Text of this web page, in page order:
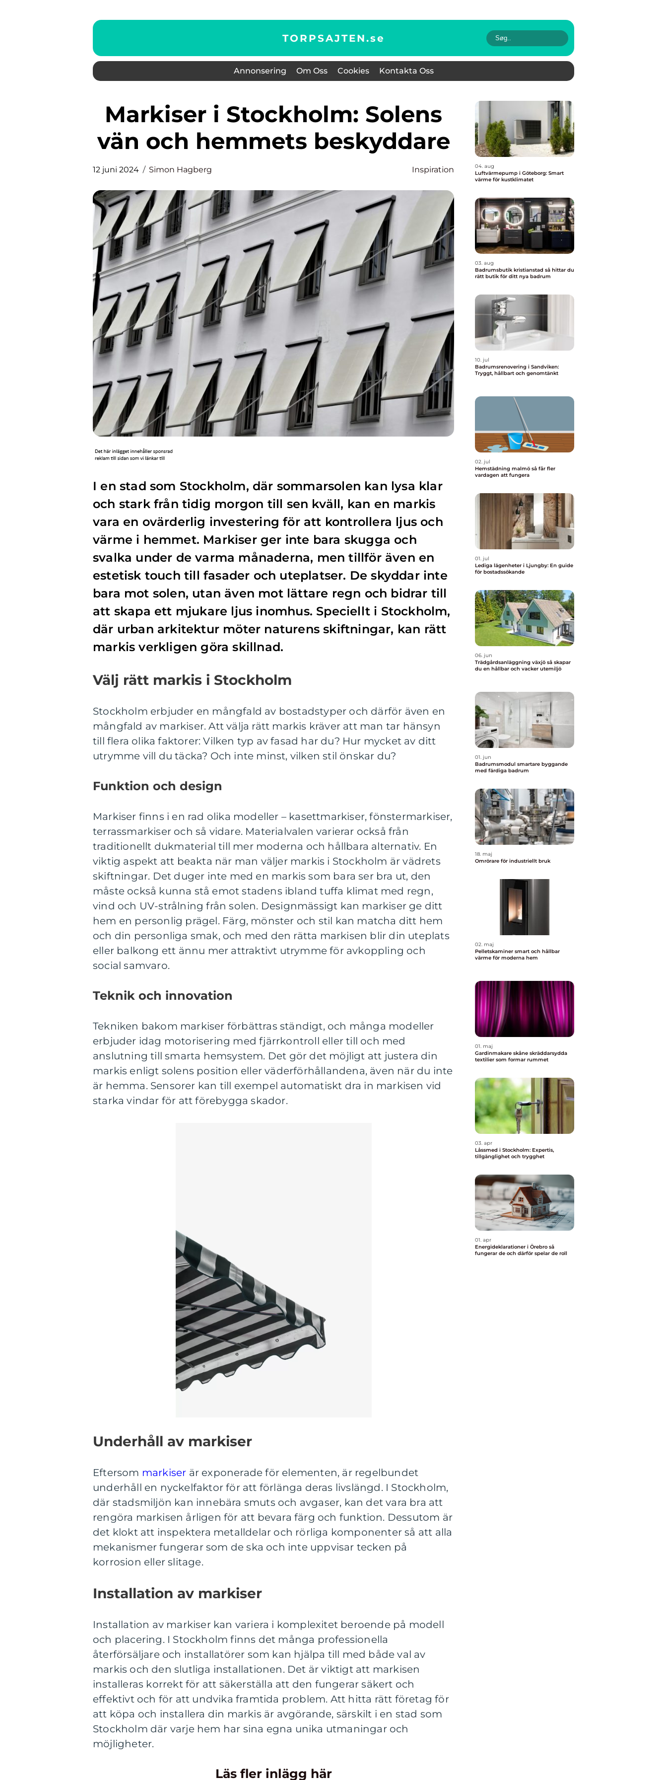
TORPSAJTEN.se
Annonsering Om Oss Cookies Kontakta Oss
Markiser i Stockholm: Solens
vän och hemmets beskyddare
12 juni 2024 Simon Hagberg Inspiration
I en stad som Stockholm, där sommarsolen kan lysa klar
och stark från tidig morgon till sen kväll, kan en markis
vara en ovärderlig investering för att kontrollera ljus och
värme i hemmet. Markiser ger inte bara skugga och
svalka under de varma månaderna, men tillför även en
estetisk touch till fasader och uteplatser. De skyddar inte
bara mot solen, utan även mot lättare regn och bidrar till
att skapa ett mjukare ljus inomhus. Speciellt i Stockholm,
där urban arkitektur möter naturens skiftningar, kan rätt
markis verkligen göra skillnad.
Välj rätt markis i Stockholm
Stockholm erbjuder en mångfald av bostadstyper och därför även en
mångfald av markiser. Att välja rätt markis kräver att man tar hänsyn
till flera olika faktorer: Vilken typ av fasad har du? Hur mycket av ditt
utrymme vill du täcka? Och inte minst, vilken stil önskar du?
Funktion och design
Markiser finns i en rad olika modeller – kasettmarkiser, fönstermarkiser,
terrassmarkiser och så vidare. Materialvalen varierar också från
traditionellt dukmaterial till mer moderna och hållbara alternativ. En
viktig aspekt att beakta när man väljer markis i Stockholm är vädrets
skiftningar. Det duger inte med en markis som bara ser bra ut, den
måste också kunna stå emot stadens ibland tuffa klimat med regn,
vind och UV-strålning från solen. Designmässigt kan markiser ge ditt
hem en personlig prägel. Färg, mönster och stil kan matcha ditt hem
och din personliga smak, och med den rätta markisen blir din uteplats
eller balkong ett ännu mer attraktivt utrymme för avkoppling och
social samvaro.
Teknik och innovation
Tekniken bakom markiser förbättras ständigt, och många modeller
erbjuder idag motorisering med fjärrkontroll eller till och med
anslutning till smarta hemsystem. Det gör det möjligt att justera din
markis enligt solens position eller väderförhållandena, även när du inte
är hemma. Sensorer kan till exempel automatiskt dra in markisen vid
starka vindar för att förebygga skador.
Underhåll av markiser
Eftersom markiser är exponerade för elementen, är regelbundet
underhåll en nyckelfaktor för att förlänga deras livslängd. I Stockholm,
där stadsmiljön kan innebära smuts och avgaser, kan det vara bra att
rengöra markisen årligen för att bevara färg och funktion. Dessutom är
det klokt att inspektera metalldelar och rörliga komponenter så att alla
mekanismer fungerar som de ska och inte uppvisar tecken på
korrosion eller slitage.
Installation av markiser
Installation av markiser kan variera i komplexitet beroende på modell
och placering. I Stockholm finns det många professionella
återförsäljare och installatörer som kan hjälpa till med både val av
markis och den slutliga installationen. Det är viktigt att markisen
installeras korrekt för att säkerställa att den fungerar säkert och
effektivt och för att undvika framtida problem. Att hitta rätt företag för
att köpa och installera din markis är avgörande, särskilt i en stad som
Stockholm där varje hem har sina egna unika utmaningar och
möjligheter.
Läs fler inlägg här
04. aug
Luftvärmepump i Göteborg: Smart
värme för kustklimatet
03. aug
Badrumsbutik kristianstad så hittar du
rätt butik för ditt nya badrum
10. jul
Badrumsrenovering i Sandviken:
Tryggt, hållbart och genomtänkt
02. jul
Hemstädning malmö så får fler
vardagen att fungera
01. jul
Lediga lägenheter i Ljungby: En guide
för bostadssökande
06. jun
Trädgårdsanläggning växjö så skapar
du en hållbar och vacker utemiljö
01. jun
Badrumsmodul smartare byggande
med färdiga badrum
18. maj
Omrörare för industriellt bruk
02. maj
Pelletskaminer smart och hållbar
värme för moderna hem
01. maj
Gardinmakare skåne skräddarsydda
textilier som formar rummet
03. apr
Låssmed i Stockholm: Expertis,
tillgänglighet och trygghet
01. apr
Energideklarationer i Örebro så
fungerar de och därför spelar de roll